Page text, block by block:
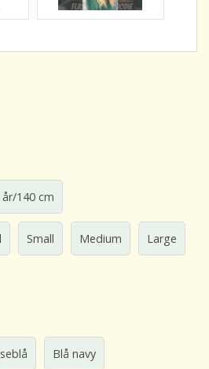
140 cm
Small Medium Large
Blå navy